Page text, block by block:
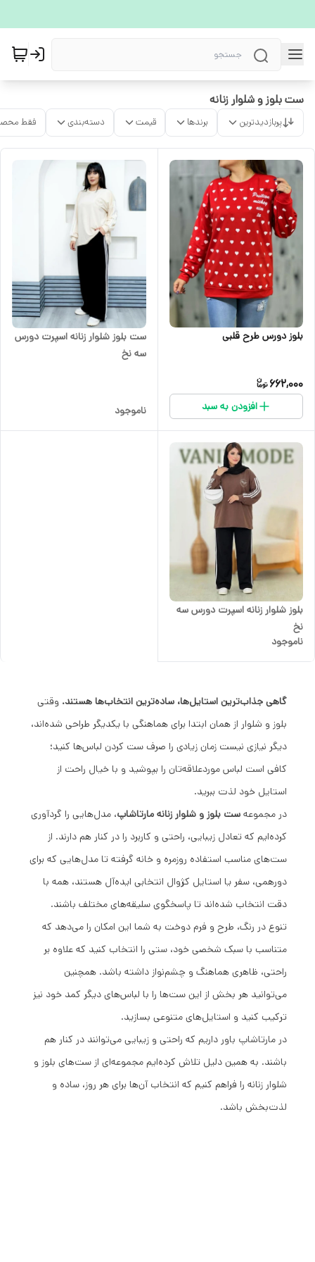
ست بلوز و شلوار زنانه
پربازدیدترین برندها قیمت دسته‌بندی فقط
بلوز دورس طرح قلبی
662,000
افزودن به سبد
ست بلوز شلوار زنانه اسپرت دورس
سه نخ
ناموجود
بلوز شلوار زنانه اسپرت دورس سه
نخ
ناموجود
گاهی جذاب‌ترین استایل‌ها، ساده‌ترین انتخاب‌ها هستند. وقتی
بلوز و شلوار از همان ابتدا برای هماهنگی با یکدیگر طراحی شده‌اند،
دیگر نیازی نیست زمان زیادی را صرف ست کردن لباس‌ها کنید؛
کافی است لباس موردعلاقه‌تان را بپوشید و با خیال راحت از
استایل خود لذت ببرید.
در مجموعه ست بلوز و شلوار زنانه مارتاشاپ، مدل‌هایی را گردآوری
کرده‌ایم که تعادل زیبایی، راحتی و کاربرد را در کنار هم دارند. از
ست‌های مناسب استفاده روزمره و خانه گرفته تا مدل‌هایی که برای
دورهمی، سفر یا استایل کژوال انتخابی ایده‌آل هستند، همه با
دقت انتخاب شده‌اند تا پاسخگوی سلیقه‌های مختلف باشند.
تنوع در رنگ، طرح و فرم دوخت به شما این امکان را می‌دهد که
متناسب با سبک شخصی خود، ستی را انتخاب کنید که علاوه بر
راحتی، ظاهری هماهنگ و چشم‌نواز داشته باشد. همچنین
می‌توانید هر بخش از این ست‌ها را با لباس‌های دیگر کمد خود نیز
ترکیب کنید و استایل‌های متنوعی بسازید.
در مارتاشاپ باور داریم که راحتی و زیبایی می‌توانند در کنار هم
باشند. به همین دلیل تلاش کرده‌ایم مجموعه‌ای از ست‌های بلوز و
شلوار زنانه را فراهم کنیم که انتخاب آن‌ها برای هر روز، ساده و
لذت‌بخش باشد.